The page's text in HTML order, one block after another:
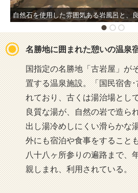
名勝地に囲まれた憩いの温泉
国指定の名勝地「古岩屋」が
置する温泉施設。「国民宿舎
れており、古くは湯治場とし
良質な湯が、自然の岩で造ら
出し湯冷めしにくい滑らかな
外にも宿泊や食事をすること
八十八ヶ所参りの遍路まで、
親しまれ、利用されている。